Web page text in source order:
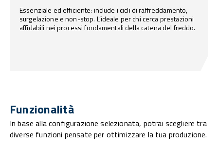
Essenziale ed efficiente: include i cicli di raffreddamento,
surgelazione e non-stop. L’ideale per chi cerca prestazioni
affidabili nei processi fondamentali della catena del freddo.
Funzionalità
In base alla configurazione selezionata, potrai scegliere tra
diverse funzioni pensate per ottimizzare la tua produzione.